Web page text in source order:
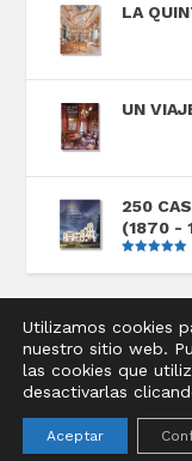
LA
UN
250
(1870 -
5
Diseñado por
Aviso legal
Utilizamos cookies
nuestro sitio web.
las cookies que
desactivarlas
Aceptar